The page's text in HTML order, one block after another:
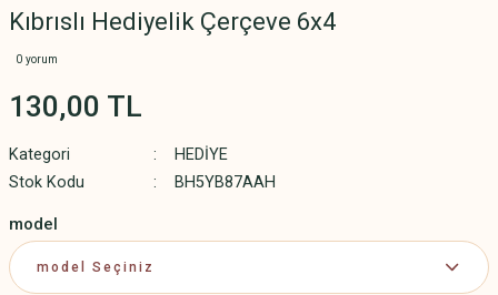
Kıbrıslı Hediyelik Çerçeve 6x4
0 yorum
130,00 TL
Kategori
HEDİYE
Stok Kodu
BH5YB87AAH
model